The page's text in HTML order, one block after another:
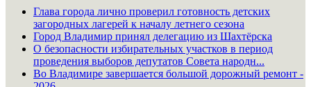
Глава города лично проверил готовность детских
загородных лагерей к началу летнего сезона
Город Владимир принял делегацию из Шахтёрска
О безопасности избирательных участков в период
проведения выборов депутатов Совета народн...
Во Владимире завершается большой дорожный ремонт -